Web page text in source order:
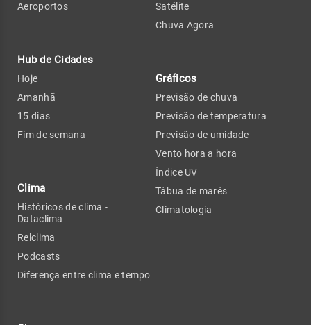
Aeroportos
Hub de Cidades
Hoje
Amanhã
15 dias
Fim de semana
Clima
Históricos de clima -
Dataclima
Relclima
Podcasts
Diferença entre clima e tempo
Satélite
Chuva Agora
Gráficos
Previsão de chuva
Previsão de temperatura
Previsão de umidade
Vento hora a hora
Índice UV
Tábua de marés
Climatologia